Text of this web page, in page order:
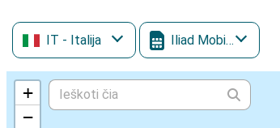
IT - Italija Iliad Mobile
+
−